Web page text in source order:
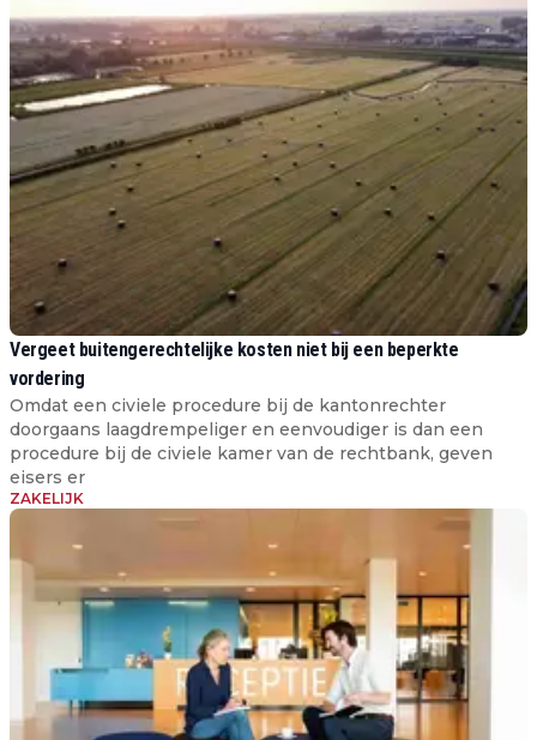
Vergeet buitengerechtelijke kosten niet bij een beperkte
vordering
Omdat een civiele procedure bij de kantonrechter
doorgaans laagdrempeliger en eenvoudiger is dan een
procedure bij de civiele kamer van de rechtbank, geven
eisers er
ZAKELIJK